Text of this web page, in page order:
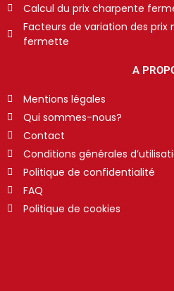
Calcul du prix charpente
Facteurs de variation des
fermette
A
Mentions légales
Qui sommes-nous?
Contact
Conditions générales
Politique de confidentialité
FAQ
Politique de cookies